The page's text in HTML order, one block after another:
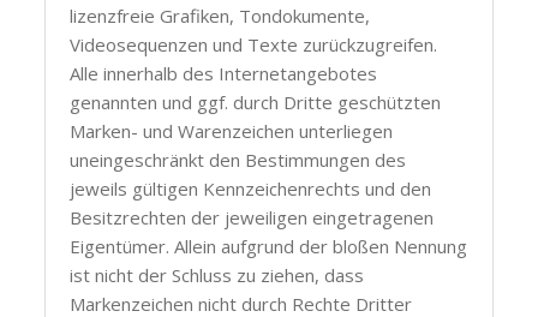
lizenzfreie Grafiken, Tondokumente,
Videosequenzen und Texte zurückzugreifen.
Alle innerhalb des Internetangebotes
genannten und ggf. durch Dritte geschützten
Marken- und Warenzeichen unterliegen
uneingeschränkt den Bestimmungen des
jeweils gültigen Kennzeichenrechts und den
Besitzrechten der jeweiligen eingetragenen
Eigentümer. Allein aufgrund der bloßen Nennung
ist nicht der Schluss zu ziehen, dass
Markenzeichen nicht durch Rechte Dritter